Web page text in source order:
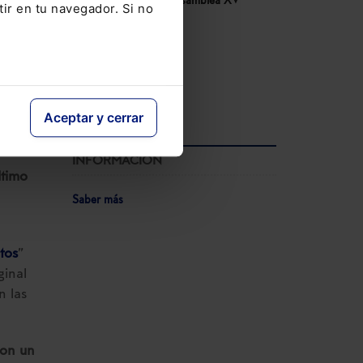
en tu navegador. Si no
Aceptar y cerrar
”
las
un
Ver agenda completa
INFORMACIÓN
Saber más